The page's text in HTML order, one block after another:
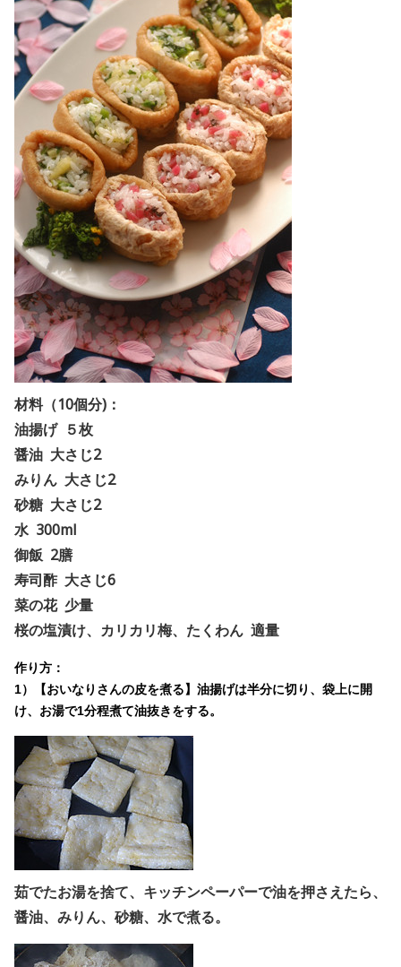
材料（10個分)：
油揚げ ５枚
醤油 大さじ2
みりん 大さじ2
砂糖 大さじ2
水 300ml
御飯 2膳
寿司酢 大さじ6
菜の花 少量
桜の塩漬け、カリカリ梅、たくわん 適量
作り方：
1）【おいなりさんの皮を煮る】 油揚げは半分に切り、袋上に開
け、お湯で1分程煮て油抜きをする。
茹でたお湯を捨て、キッチンペーパーで油を押さえたら、
醤油、みりん、砂糖、水で煮る。